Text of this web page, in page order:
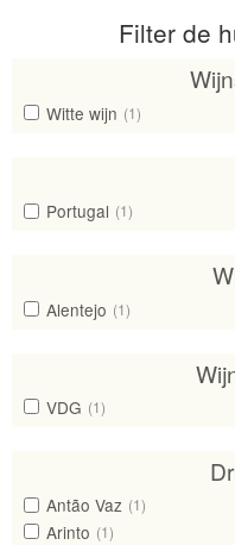
Filter de
Witte wijn (1)
Portugal (1)
Alentejo (1)
VDG (1)
Antão Vaz (1)
Arinto (1)